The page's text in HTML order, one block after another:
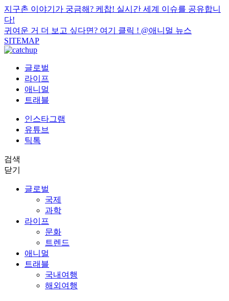
지구촌 이야기가 궁금해? 케찹! 실시간 세계 이슈를 공유합니
다!
귀여운 거 더 보고 싶다면? 여기 클릭 ! @애니멀 뉴스
SITEMAP
글로벌
라이프
애니멀
트래블
인스타그램
유튜브
틱톡
검색
닫기
글로벌
국제
과학
라이프
문화
트렌드
애니멀
트래블
국내여행
해외여행